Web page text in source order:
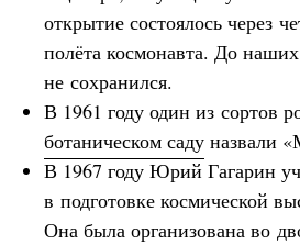
открытие состоялось через
полёта космонавта. До
не сохранился.
В 1961 году один из сортов
ботаническом саду назвали
В 1967 году Юрий Гагарин
в подготовке космической
Она была организована во